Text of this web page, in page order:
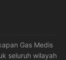
Gas Medis
seluruh wilayah